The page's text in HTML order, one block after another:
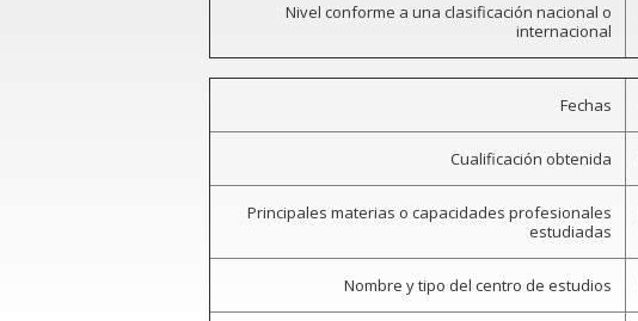
Nivel conforme a una clasificación nacional o
internacional
Fechas
Cualificación obtenida
Principales materias o capacidades profesionales
estudiadas
Nombre y tipo del centro de estudios